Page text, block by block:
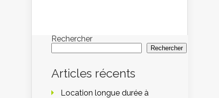
Rechercher
Rechercher
Articles récents
Location longue durée à